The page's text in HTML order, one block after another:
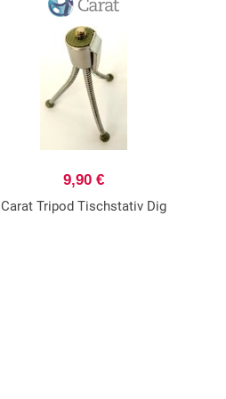
9,90 €
Carat Tripod Tischstativ Dig